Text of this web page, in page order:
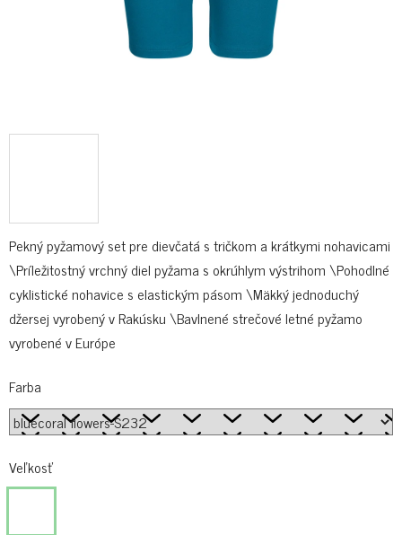
Pekný pyžamový set pre dievčatá s tričkom a krátkymi nohavicami
\Príležitostný vrchný diel pyžama s okrúhlym výstrihom \Pohodlné
cyklistické nohavice s elastickým pásom \Mäkký jednoduchý
džersej vyrobený v Rakúsku \Bavlnené strečové letné pyžamo
vyrobené v Európe
Farba
Veľkosť